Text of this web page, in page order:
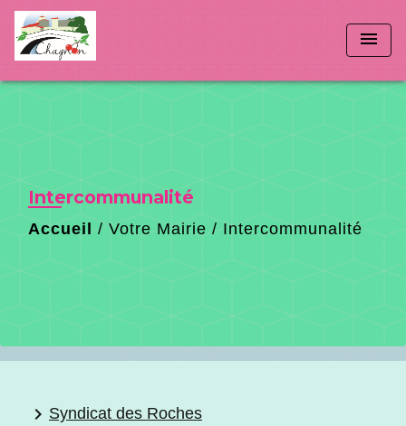
menu
Intercommunalité
Accueil / Votre Mairie / Intercommunalité
keyboard_arrow_right Syndicat des Roches